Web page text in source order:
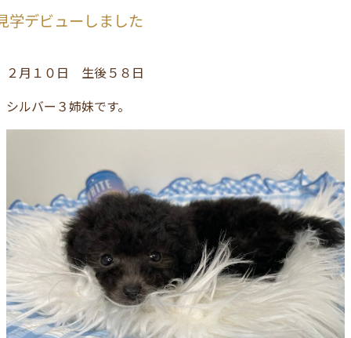
学デビューしました
２月１０日 生後５８日
シルバー３姉妹です。